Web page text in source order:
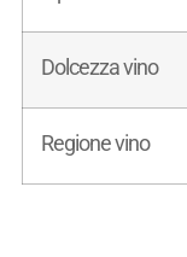
Dolcezza vino
Regione vino